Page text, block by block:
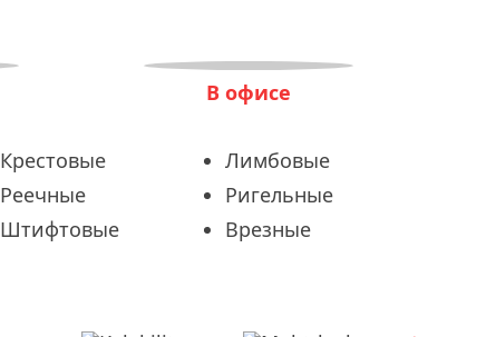
В офисе
Крестовые
Лимбовые
Реечные
Ригельные
Штифтовые
Врезные